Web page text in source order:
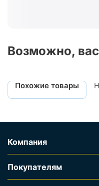
Возможно, вас
Похожие товары
Компания
Покупателям